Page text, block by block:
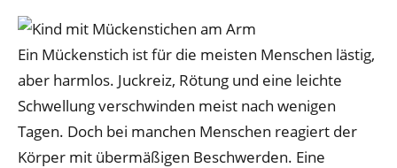
Ein Mückenstich ist für die meisten Menschen lästig,
aber harmlos. Juckreiz, Rötung und eine leichte
Schwellung verschwinden meist nach wenigen
Tagen. Doch bei manchen Menschen reagiert der
Körper mit übermäßigen Beschwerden. Eine